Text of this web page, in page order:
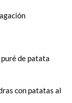
de patata
con patatas al